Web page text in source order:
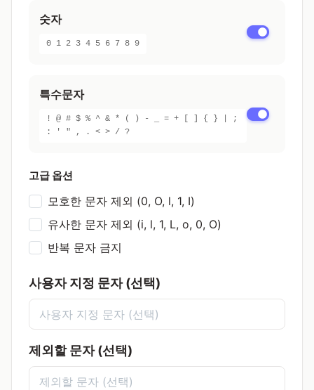
숫자
0 1 2 3 4 5 6 7 8 9
특수문자
! @ # $ % ^ & * ( ) - _ = + [ ] { } | ;
: ' " , . < > / ?
고급 옵션
모호한 문자 제외 (0, O, l, 1, I)
유사한 문자 제외 (i, l, 1, L, o, 0, O)
반복 문자 금지
사용자 지정 문자 (선택)
제외할 문자 (선택)